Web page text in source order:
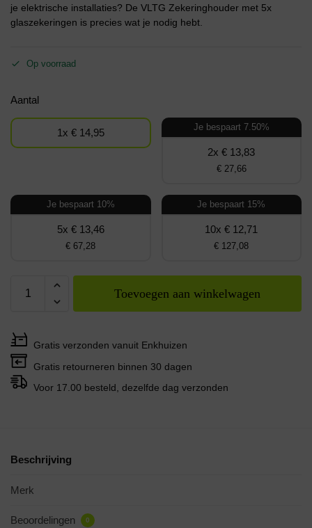
je elektrische installaties? De VLTG Zekeringhouder met 5x
glaszekeringen is precies wat je nodig hebt.
Op voorraad
Aantal
1x € 14,95 Je bespaart 7.50%
2x € 13,83
€ 27,66
Je bespaart 10%
5x € 13,46
€ 67,28
Je bespaart 15%
10x € 12,71
€ 127,08
Toevoegen aan winkelwagen
Gratis verzonden vanuit Enkhuizen
Gratis retourneren binnen 30 dagen
Voor 17.00 besteld, dezelfde dag verzonden
Beschrijving
Merk
Beoordelingen 0